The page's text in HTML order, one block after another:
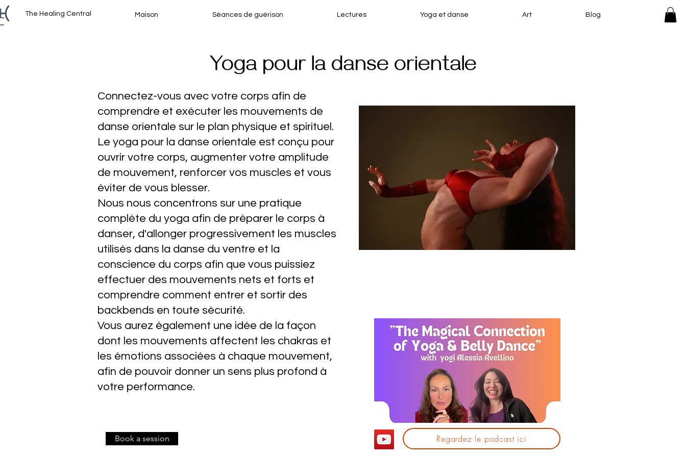
The Healing Central Maison Séances de guérison Lectures Yoga et danse Art Blog
Yoga pour la danse orientale
Connectez-vous avec votre corps afin de
comprendre et exécuter les mouvements de
danse orientale sur le plan physique et spirituel.
Le yoga pour la danse orientale est conçu pour
ouvrir votre corps, augmenter votre amplitude
de mouvement, renforcer vos muscles et vous
éviter de vous blesser.
Nous nous concentrons sur une pratique
complète du yoga afin de préparer le corps à
danser, d'allonger progressivement les muscles
utilisés dans la danse du ventre et la
conscience du corps afin que vous puissiez
effectuer des mouvements nets et forts et
comprendre comment entrer et sortir des
backbends en toute sécurité.
Vous aurez également une idée de la façon
dont les mouvements affectent les chakras et
les émotions associées à chaque mouvement,
afin de pouvoir donner un sens plus profond à
votre performance.
Book a session Regardez le podcast ici